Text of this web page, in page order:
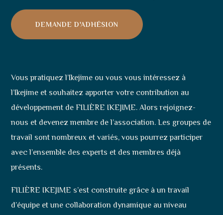
DEMANDE D'ADHÉSION
Vous pratiquez l’Ikejime ou vous vous intéressez à
l’Ikejime et souhaitez apporter votre contribution au
développement de FILIÈRE IKEJIME. Alors rejoignez-
nous et devenez membre de l’association. Les groupes de
travail sont nombreux et variés, vous pourrez participer
avec l’ensemble des experts et des membres déjà
présents.
FILIÈRE IKEJIME s’est construite grâce à un travail
d’équipe et une collaboration dynamique au niveau